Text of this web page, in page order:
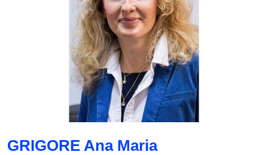
GRIGORE Ana Maria